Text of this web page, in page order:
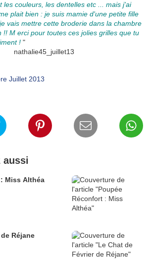
les couleurs, les dentelles etc ... mais j'ai
plait bien : je suis mamie d'une petite fille
vais mettre cette broderie dans la chambre
!! M erci pour toutes ces jolies grilles que tu
! "
Juillet 2013
aussi
Miss Althéa
Réjane